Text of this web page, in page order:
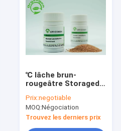
℃ lâche brun-
rougeâtre Storaged
lactoferrine de
recombinaison libre
composante animale
Prix:negotiable
MOQ:Négociation
Trouvez les derniers prix